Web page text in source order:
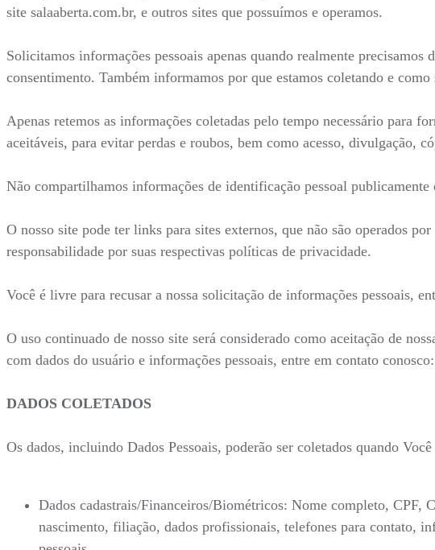
site salaaberta.com.br, e outros sites que possuímos e operamos.
Solicitamos informações pessoais apenas quando realmente
consentimento. Também informamos por que estamos coletando e como
Apenas retemos as informações coletadas pelo tempo necessário para
aceitáveis, para evitar perdas e roubos, bem como acesso, divulgação,
Não compartilhamos informações de identificação pessoal
O nosso site pode ter links para sites externos, que não são operados
responsabilidade por suas respectivas políticas de privacidade.
Você é livre para recusar a nossa solicitação de informações pessoais,
O uso continuado de nosso site será considerado como aceitação de
com dados do usuário e informações pessoais, entre em contato conosco:
DADOS COLETADOS
Os dados, incluindo Dados Pessoais, poderão ser coletados quando
Dados cadastrais/Financeiros/Biométricos: Nome completo, CPF,
nascimento, filiação, dados profissionais, telefones para contato,